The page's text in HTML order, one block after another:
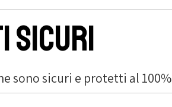
sicuri
sono sicuri e protetti al 100%